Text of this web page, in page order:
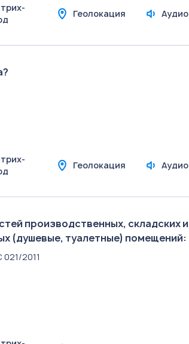
Геолокация Аудио
Геолокация Аудио
производственных, складских и
(душевые, туалетные) помещений:
021/2011